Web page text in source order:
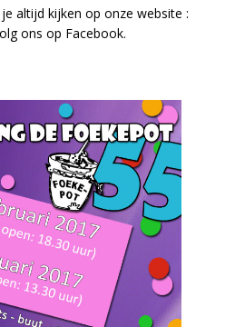
altijd kijken op onze website :
ons op Facebook.